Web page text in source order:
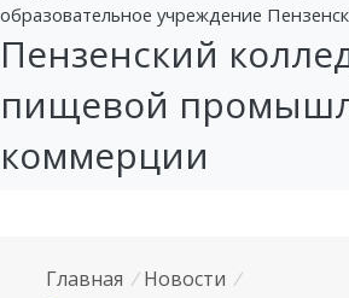
образовательное учреждение
Пензенский
пищевой
коммерции
Главная / Новости /